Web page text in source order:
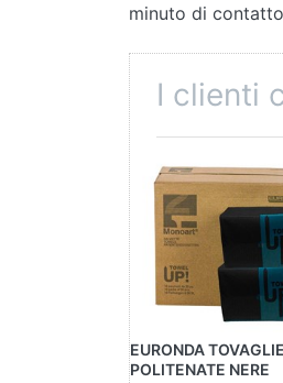
minuto di
I clienti
EURONDA
POLITENATE NERE